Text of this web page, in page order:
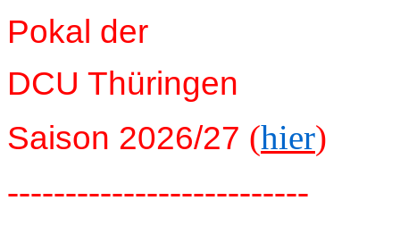
Pokal der
DCU Thüringen
Saison 2026/27 (hier)
--------------------------